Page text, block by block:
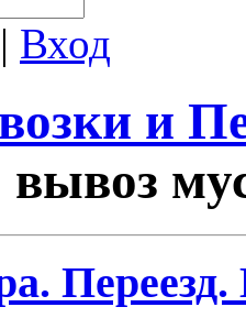
| Вход
и
вывоз